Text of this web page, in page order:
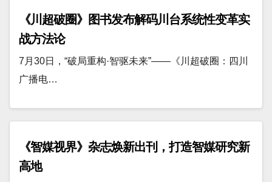
《川超破圈》图书发布解码川台系统性变革实
战方法论
7月30日，“破局重构·智驱未来”——《川超破圈：四川
广播电…
《智媒视界》杂志焕新出刊，打造智媒研究新
高地